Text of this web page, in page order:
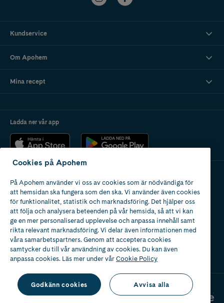
Kundservice
Om Apohem
Mina recept
Ladda ner vår app
Apotek med tillstånd
av Läkemedelsverket
Cookies på Apohem
På Apohem använder vi oss av cookies som är nödvändiga för
att hemsidan ska fungera som den ska. Vi använder även cookies
för funktionalitet, statistik och marknadsföring. Det hjälper oss
att följa och analysera beteenden på vår hemsida, så att vi kan
ge en mer personaliserad upplevelse och anpassa innehåll samt
rikta relevant marknadsföring. Vi delar även informationen med
våra samarbetspartners. Genom att acceptera cookies
samtycker du till vår användning av cookies. Du kan även
anpassa cookies. Läs mer under vårCookie Policy
Godkänn cookies Avvisa alla